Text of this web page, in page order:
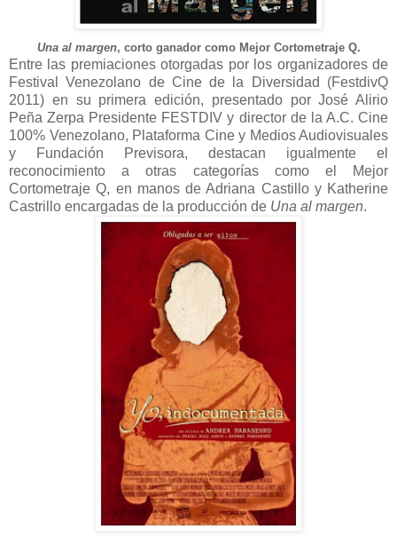
Una al margen, corto ganador como Mejor Cortometraje Q.
Entre las premiaciones otorgadas por los organizadores de
Festival Venezolano de Cine de la Diversidad (FestdivQ
2011) en su primera edición, presentado por José Alirio
Peña Zerpa Presidente FESTDIV y director de la A.C. Cine
100% Venezolano, Plataforma Cine y Medios Audiovisuales
y Fundación Previsora, destacan igualmente el
reconocimiento a otras categorías como el Mejor
Cortometraje Q, en manos de Adriana Castillo y Katherine
Castrillo encargadas de la producción de Una al margen.